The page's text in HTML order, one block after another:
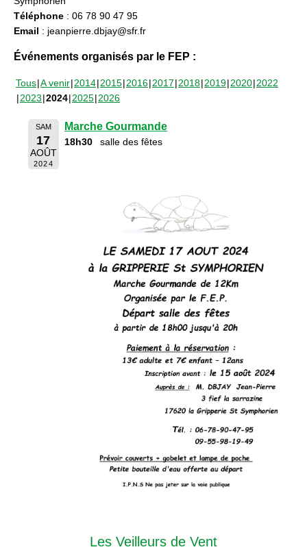
Téléphone : 06 78 90 47 95
Email : jeanpierre.dbjay@sfr.fr
Événements organisés par le FEP :
Tous A venir 2014 2015 2016 2017 2018 2019 2020 2022
2023 2024 2025 2026
SAM
17
AOÛT
2024
Marche Gourmande
18h30 salle des fêtes
Les Veilleurs de Vent